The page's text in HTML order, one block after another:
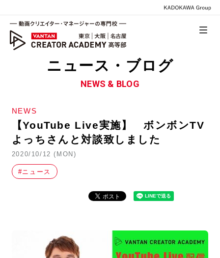
ニュース・ブログ
NEWS & BLOG
NEWS
【YouTube Live実施】 ボンボンTV
よっちさんと対談致しました
2020/10/12 (MON)
#ニュース